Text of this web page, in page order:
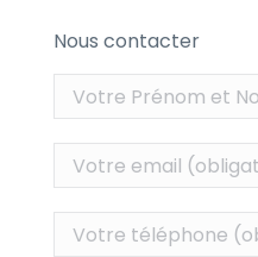
Nous contacter